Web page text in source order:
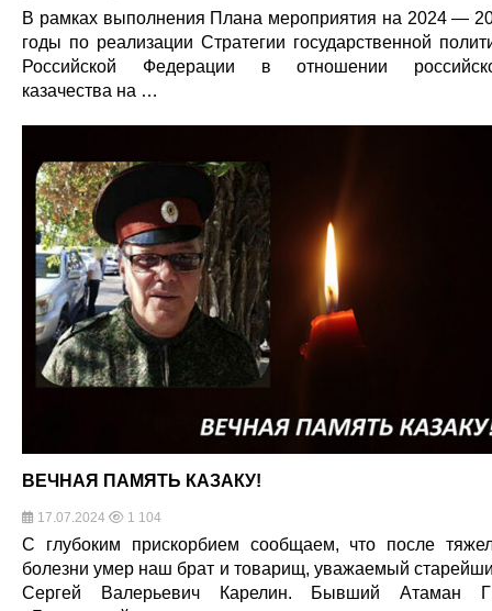
В рамках выполнения Плана мероприятия на 2024 —
годы по реализации Стратегии государственной
Российской Федерации в отношении
казачества на …
ВЕЧНАЯ ПАМЯТЬ КАЗАКУ!
17.07.2024 1 104
С глубоким прискорбием сообщаем, что после
болезни умер наш брат и товарищ, уважаемый
Сергей Валерьевич Карелин. Бывший Атаман